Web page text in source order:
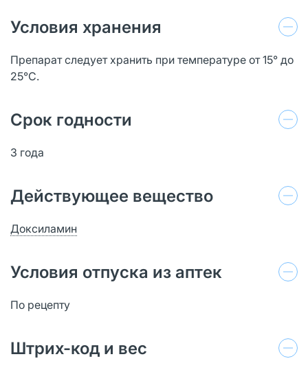
Условия хранения
Препарат следует хранить при температуре от 15° до
25°С.
Срок годности
3 года
Действующее вещество
Доксиламин
Условия отпуска из аптек
По рецепту
Штрих-код и вес